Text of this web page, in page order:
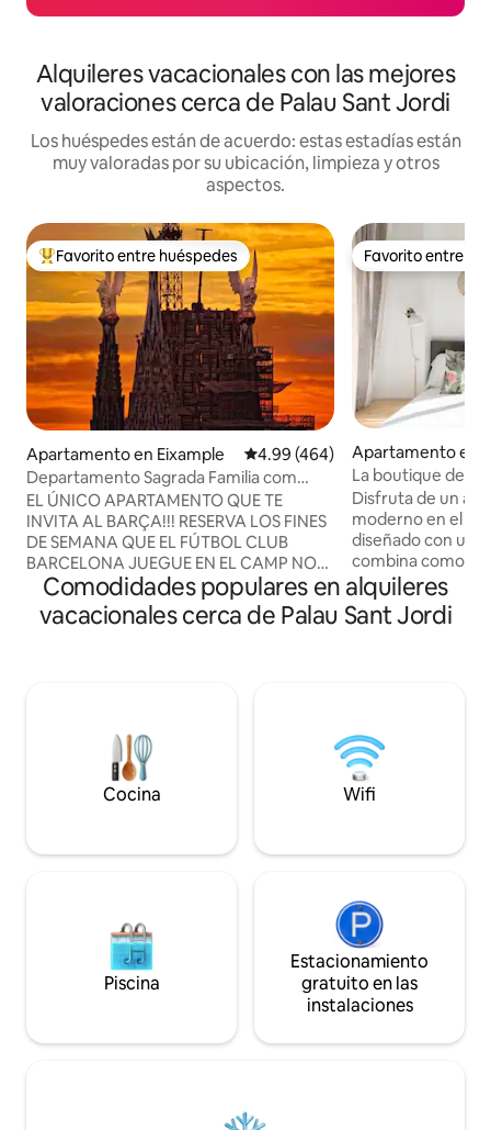
Alquileres vacacionales con las mejores
valoraciones cerca de Palau Sant Jordi
Los huéspedes están de acuerdo: estas estadías están
muy valoradas por su ubicación, limpieza y otros
aspectos.
Favorito entre huéspedes preferido
Favorito entre huéspedes
Apartamento en Eixample Calificación promedio: 4.99 de
4.99 (464)
Departamento Sagrada Familia com
“Departamento en esquina”, Sa...
EL ÚNICO APARTAMENTO QUE TE
INVITA AL BARÇA!!! RESERVA LOS FINES
DE SEMANA QUE EL FÚTBOL CLUB
BARCELONA JUEGUE EN EL CAMP NOU
Y TE INVITAMOS AL PARTIDO DEL
"CAMPEONATO NACIONAL DE LIGA"
CON 4 LOCALIDADES JUNTAS.
APARTAMENTO ÚNICO, CON LAS
EXPERIENCIAS MÁS INCREÍBLES Y CON
LAS MEJORES CRÍTICAS DE LOS
HUÉSPEDES DE AIRB&B!!! LA VIVIENDA:
matrimonio, dos baños, un gran salón y
ha sido diseñado con elementos que
conjugan ligereza y comodidad. Firmas
como ZANOTTA, LEMA, CASSINA,
ARCLINEA CUCINE, GAGGENAU, DORN
BRACHT y diseñadores como JOAQUIM
decoran este apartamento con espacios
Favorito entre
Favorito entre
Apartamento en
u
La boutique de
Barcelona verde
Disfruta de un
moderno en el
diseñado con un
combina
Cuenta con una
equipada, una
cómodas
de negocios. Licencia HUTB-011514/
011510110
Comodidades populares en alquileres
vacacionales cerca de Palau Sant Jordi
Cocina Wifi
Piscina
Estacionamiento
gratuito en las
instalaciones